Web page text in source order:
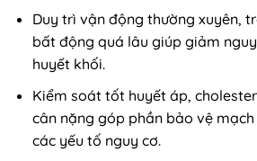
Duy trì vận động thường xuyên,
bất động quá lâu giúp giảm
huyết khối.
Kiểm soát tốt huyết áp,
cân nặng góp phần bảo vệ
các yếu tố nguy cơ.